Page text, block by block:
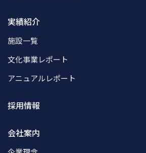
実績紹介
施設一覧
文化事業レポート
アニュアルレポート
採用情報
会社案内